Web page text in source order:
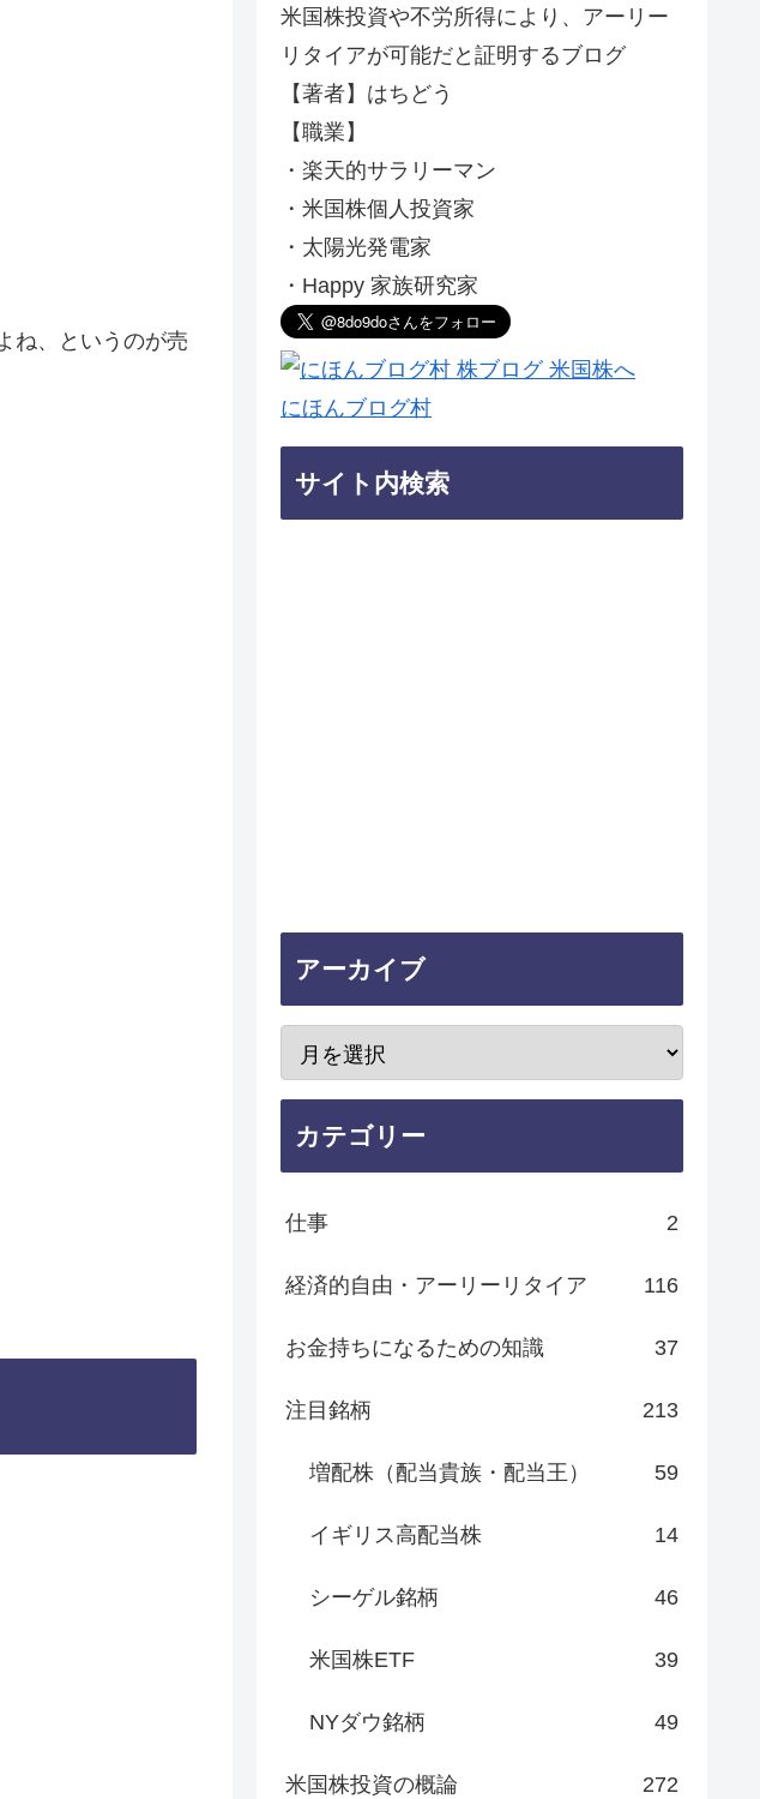
ね、というのが売
米国株投資や不労所得により、アーリー
リタイアが可能だと証明するブログ
【著者】はちどう
【職業】
・楽天的サラリーマン
・米国株個人投資家
・太陽光発電家
・Happy 家族研究家
にほんブログ村
サイト内検索
アーカイブ
カテゴリー
仕事 2
経済的自由・アーリーリタイア 116
お金持ちになるための知識 37
注目銘柄 213
増配株（配当貴族・配当王） 59
イギリス高配当株 14
シーゲル銘柄 46
米国株ETF 39
NYダウ銘柄 49
米国株投資の概論 272